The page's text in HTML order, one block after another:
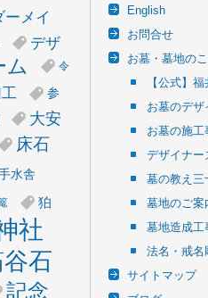
ーメイ
デザ
ム 令
参
大安
床石
水舎
狛
社
石
記念
English
お問合せ
お墓・墓地のこ
【公式】
お墓のデザ
お墓の施工
デザイナー
墓の教え三
墓地のご案
墓地造成工
法名・戒名
サイトマップ